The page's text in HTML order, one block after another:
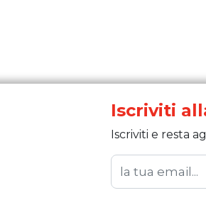
Iscriviti
Iscriviti e resta